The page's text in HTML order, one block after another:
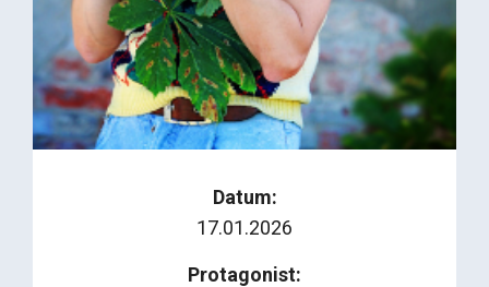
Datum:
17.01.2026
Protagonist: